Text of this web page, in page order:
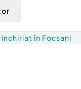
în Focsani